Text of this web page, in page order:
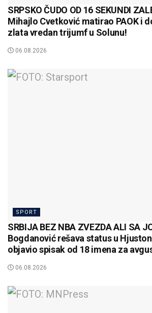
SRPSKO ČUDO OD 16 SEKUNDI
Mihajlo Cvetković matirao PAOK i
zlata vredan trijumf u Solunu!
06.08.2026
SPORT
SRBIJA BEZ NBA ZVEZDA ALI SA
Bogdanović rešava status u
objavio spisak od 18 imena za
06.08.2026